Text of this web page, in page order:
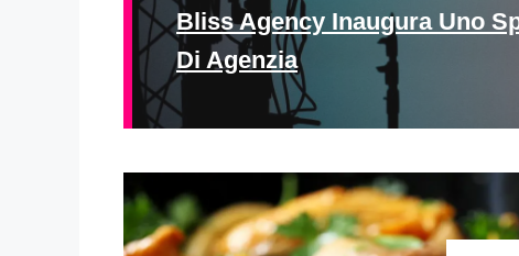
Bliss Agency Inaugura Uno
Di Agenzia